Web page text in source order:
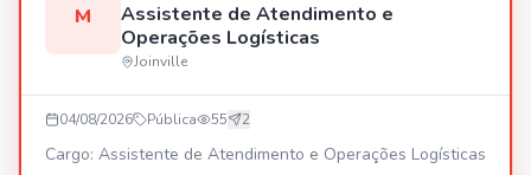
M
Assistente de Atendimento e
Operações Logísticas
Joinville
04/08/2026 Pública 55 2
Cargo: Assistente de Atendimento e Operações Logísticas